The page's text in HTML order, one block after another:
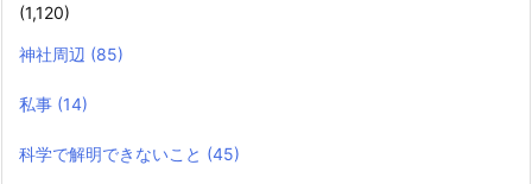
(1,120)
神社周辺 (85)
私事 (14)
科学で解明できないこと (45)